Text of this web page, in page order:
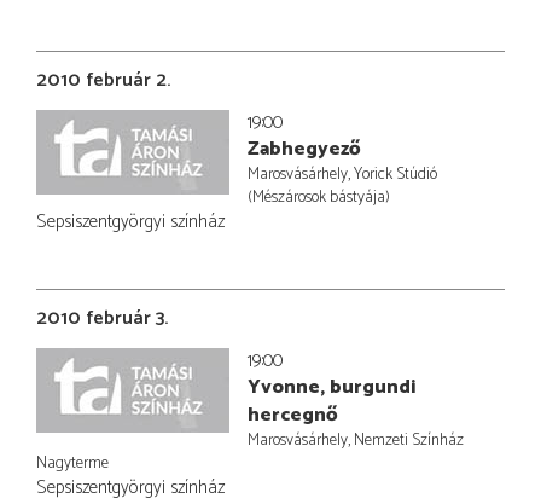
2010 február 2.
19:00
Zabhegyező
Marosvásárhely, Yorick Stúdió
(Mészárosok bástyája)
Sepsiszentgyörgyi színház
2010 február 3.
19:00
Yvonne, burgundi
hercegnő
Marosvásárhely, Nemzeti Színház
Nagyterme
Sepsiszentgyörgyi színház